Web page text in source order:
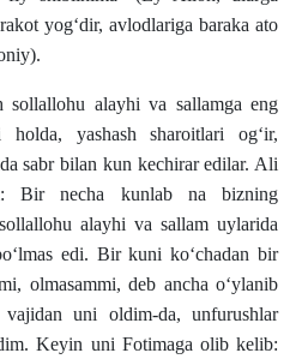
yog‘dir, avlodlariga baraka ato
alayhi va sallamga eng
yashash sharoitlari og‘ir,
sabr bilan kun kechirar edilar. Ali
Bir necha kunlab na bizning
alayhi va sallam uylarida
edi. Bir kuni ko‘chadan bir
olmasammi, deb ancha o‘ylanib
uni oldim-da, unfurushlar
Keyin uni Fotimaga olib kelib: